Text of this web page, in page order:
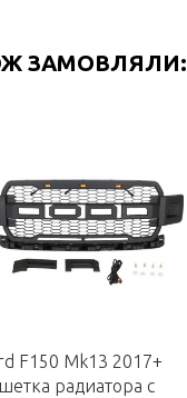
ЗАМОВЛЯЛИ:
F150 Mk13 2017+
радиатора с